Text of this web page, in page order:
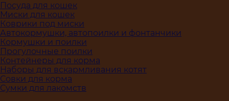
Посуда для кошек
Миски для кошек
Коврики под миски
Автокормушки, автопоилки и фонтанчики
Кормушки и поилки
Прогулочные поилки
Контейнеры для корма
Наборы для вскармливания котят
Совки для корма
Сумки для лакомств